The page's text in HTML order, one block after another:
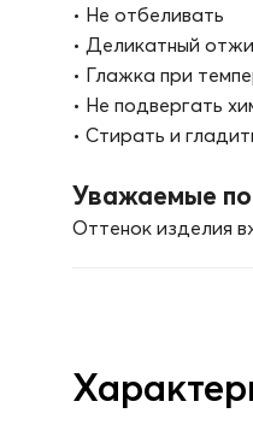
• Не отбеливать
• Деликатный
• Глажка при
• Не подвергать
• Стирать и
Уважаемые
Оттенок изделия